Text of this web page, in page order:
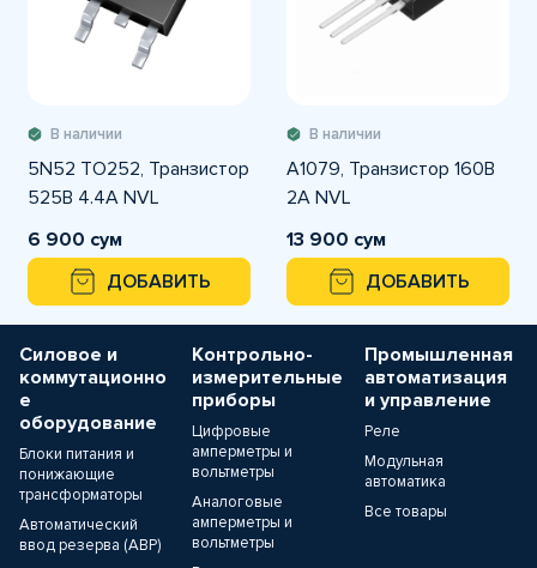
В наличии
5N52 TO252, Транзистор
525В 4.4А NVL
6 900 сум
ДОБАВИТЬ
В наличии
A1079, Транзистор 160В
2А NVL
13 900 сум
ДОБАВИТЬ
Силовое и
коммутационно
е
оборудование
Блоки питания и
понижающие
трансформаторы
Автоматический
ввод резерва (АВР)
Контрольно-
измерительные
приборы
Цифровые
амперметры и
вольтметры
Аналоговые
амперметры и
вольтметры
Промышленная
автоматизация
и управление
Реле
Модульная
автоматика
Все товары